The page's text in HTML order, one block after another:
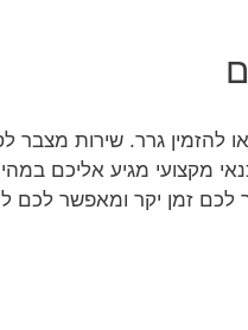
להזמין גרר. שירות מצבר
מקצועי מגיע אליכם
זמן יקר ומאפשר לכם